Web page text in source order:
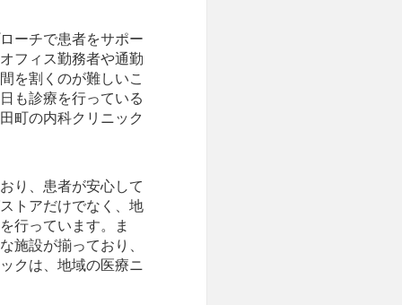
ーチで患者をサポー
フィス勤務者や通勤
を割くのが難しいこ
も診療を行っている
町の内科クリニック
り、患者が安心して
トアだけでなく、地
行っています。ま
施設が揃っており、
クは、地域の医療ニ